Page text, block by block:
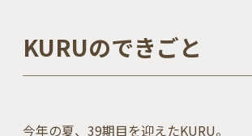
KURUのできごと
今年の夏、39期目を迎えたKURU。